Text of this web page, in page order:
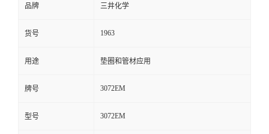
品牌 三井化学
货号 1963
用途 垫圈和管材应用
牌号 3072EM
型号 3072EM